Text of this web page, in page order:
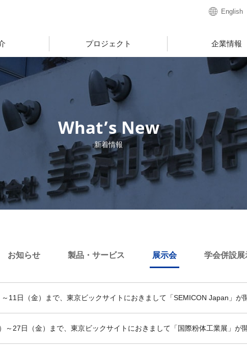
プロジェクト 企業情報
English
What’s New
新着情報
お知らせ 製品・サービス 展示会 学会併設展
11日（金）まで、東京ビックサイトにおきまして「SEMICON Japan」が
～27日（金）まで、東京ビックサイトにおきまして「国際粉体工業展」が